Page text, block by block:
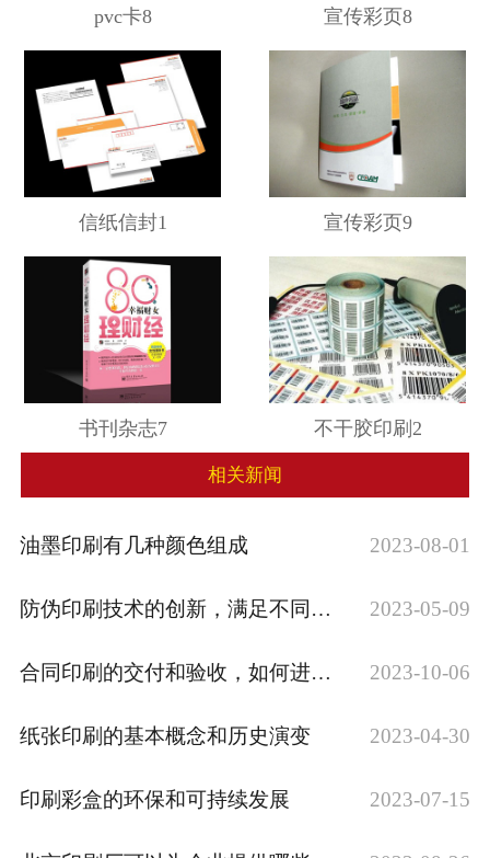
pvc卡8 宣传彩页8
信纸信封1 宣传彩页9
书刊杂志7 不干胶印刷2
相关新闻
油墨印刷有几种颜色组成 2023-08-01
防伪印刷技术的创新，满足不同行业的需求 2023-05-09
合同印刷的交付和验收，如何进行合同印刷的··· 2023-10-06
纸张印刷的基本概念和历史演变 2023-04-30
印刷彩盒的环保和可持续发展 2023-07-15